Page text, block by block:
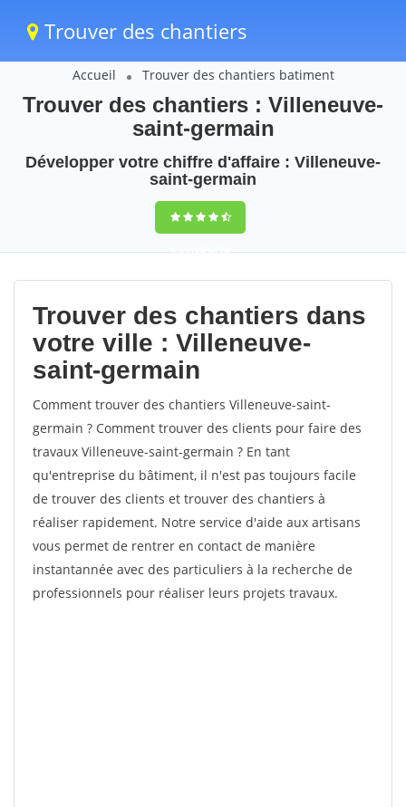
Trouver des chantiers
Accueil Trouver des chantiers batiment
Trouver des chantiers : Villeneuve-
saint-germain
Développer votre chiffre d'affaire : Villeneuve-
saint-germain
9,5(100%)78
votes
Trouver des chantiers dans
votre ville : Villeneuve-
saint-germain
Comment trouver des chantiers Villeneuve-saint-
germain ? Comment trouver des clients pour faire des
travaux Villeneuve-saint-germain ? En tant
qu'entreprise du bâtiment, il n'est pas toujours facile
de trouver des clients et trouver des chantiers à
réaliser rapidement. Notre service d'aide aux artisans
vous permet de rentrer en contact de manière
instantannée avec des particuliers à la recherche de
professionnels pour réaliser leurs projets travaux.